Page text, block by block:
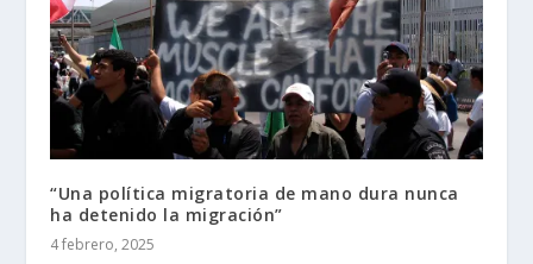
“Una política migratoria de mano dura nunca
ha detenido la migración”
4 febrero, 2025